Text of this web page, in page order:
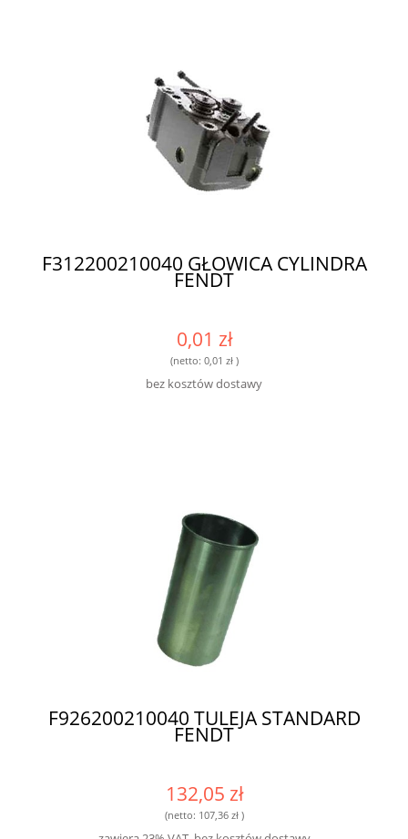
F312200210040 GŁOWICA CYLINDRA
FENDT
0,01 zł
(netto: 0,01 zł)
bez kosztów dostawy
F926200210040 TULEJA STANDARD
FENDT
132,05 zł
(netto: 107,36 zł)